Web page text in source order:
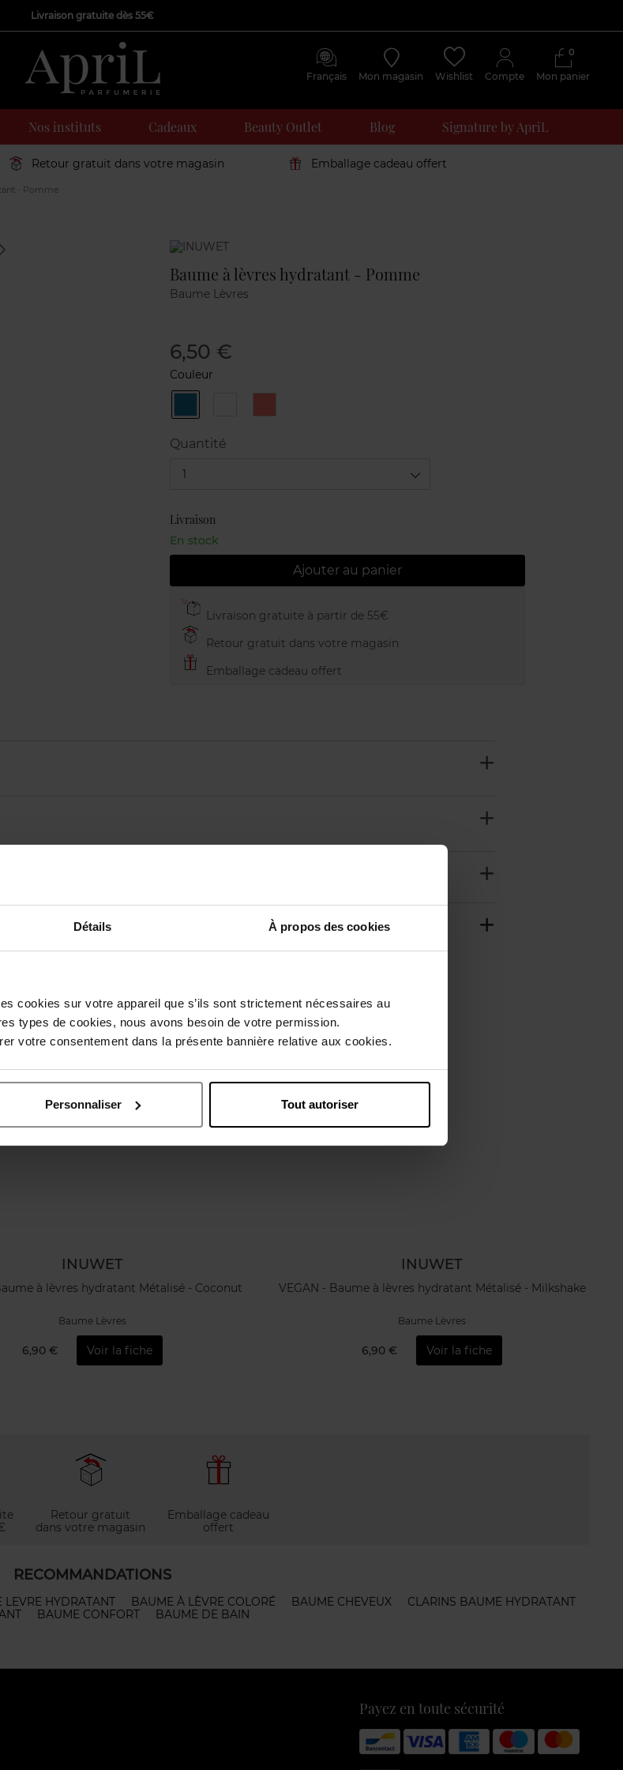
Détails À propos des cookies
cookies sur votre appareil que s’ils sont strictement nécessaires au
types de cookies, nous avons besoin de votre permission.
votre consentement dans la présente bannière relative aux cookies.
Personnaliser Tout autoriser
Livraison gratuite dès 55€
Français Mon magasin Wishlist Compte Mon panier
0
Nos instituts Cadeaux Beauty Outlet Blog Signature by ApriL
Retour gratuit dans votre magasin Emballage cadeau offert
- Pomme
Marque
Baume à lèvres hydratant - Pomme
Baume Lèvres
6,50 €
Couleur
Quantité
1
Livraison
En stock
Ajouter au panier
Livraison gratuite à partir de 55€
Retour gratuit dans votre magasin
Emballage cadeau offert
INUWET
à lèvres hydratant Métalisé - Coconut
Baume Lèvres
6,90 € Voir la fiche
INUWET
VEGAN - Baume à lèvres hydratant Métalisé - Milkshake
Baume Lèvres
6,90 € Voir la fiche
Retour gratuit
dans votre magasin
Emballage cadeau
offert
RECOMMANDATIONS
LEVRE HYDRATANT BAUME À LÈVRE COLORÉ BAUME CHEVEUX
CLARINS BAUME HYDRATANT
BAUME CONFORT BAUME DE BAIN
Payez en toute sécurité